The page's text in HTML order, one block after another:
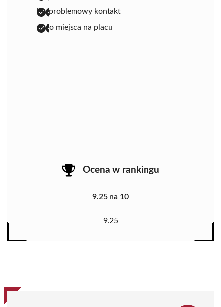
bezproblemowy kontakt
dużo miejsca na placu
Ocena w rankingu
9.25 na 10
9.25